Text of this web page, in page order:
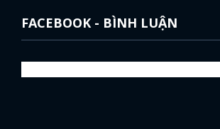
FACEBOOK - BÌNH LUẬN